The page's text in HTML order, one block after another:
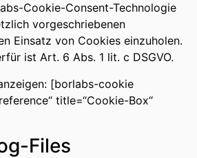
Cookie-Consent-Technologie
vorgeschriebenen
Einsatz von Cookies einzuholen.
ist Art. 6 Abs. 1 lit. c DSGVO.
[borlabs-cookie
title=“Cookie-Box“
Files